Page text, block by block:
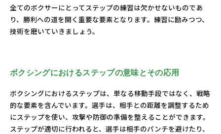
全てのボクサーにとってステップの練習は欠かせないものであ
り、勝利への道を開く重要な要素となります。練習に励みつつ、
技術を磨いていきましょう。
ボクシングにおけるステップの意味とその応用
ボクシングにおけるステップは、単なる移動手段ではなく、戦略
的な要素を含んでいます。選手は、相手との距離を調整するため
にステップを使い、攻撃や防御の準備を整えることができます。
ステップが適切に行われると、選手は相手のパンチを避けたり、